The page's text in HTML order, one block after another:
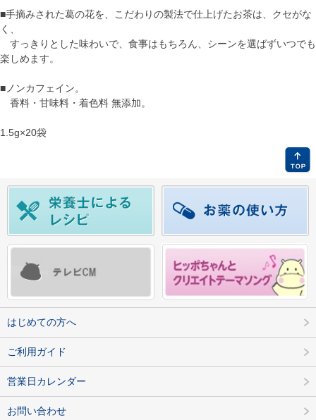
■手摘みされた葛󠄀の花を、こだわりの製法で仕上げたお茶は、クセがな
く、
すっきりとした味わいで、食事はもちろん、シーンを選ばずいつでも
楽しめます。
■ノンカフェイン。
香料・甘味料・着色料 無添加。
1.5g×20袋
はじめての方へ
ご利用ガイド
営業日カレンダー
お問い合わせ